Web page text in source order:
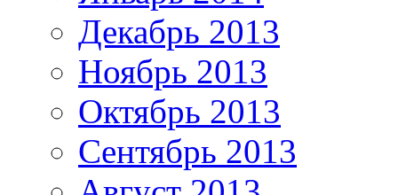
Декабрь 2013
Ноябрь 2013
Октябрь 2013
Сентябрь 2013